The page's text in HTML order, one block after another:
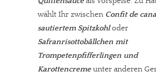
wählt Ihr zwischen Confit de
sautiertem Spitzkohloder
Safranrisottobällchen mit
Trompetenpfifferlingen und
Karottencremeunter anderen